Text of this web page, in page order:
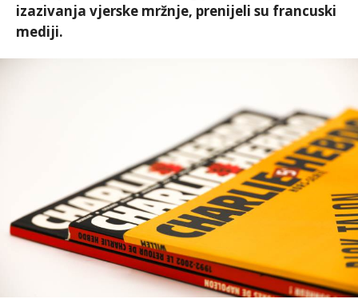
izazivanja vjerske mržnje, prenijeli su francuski
mediji.